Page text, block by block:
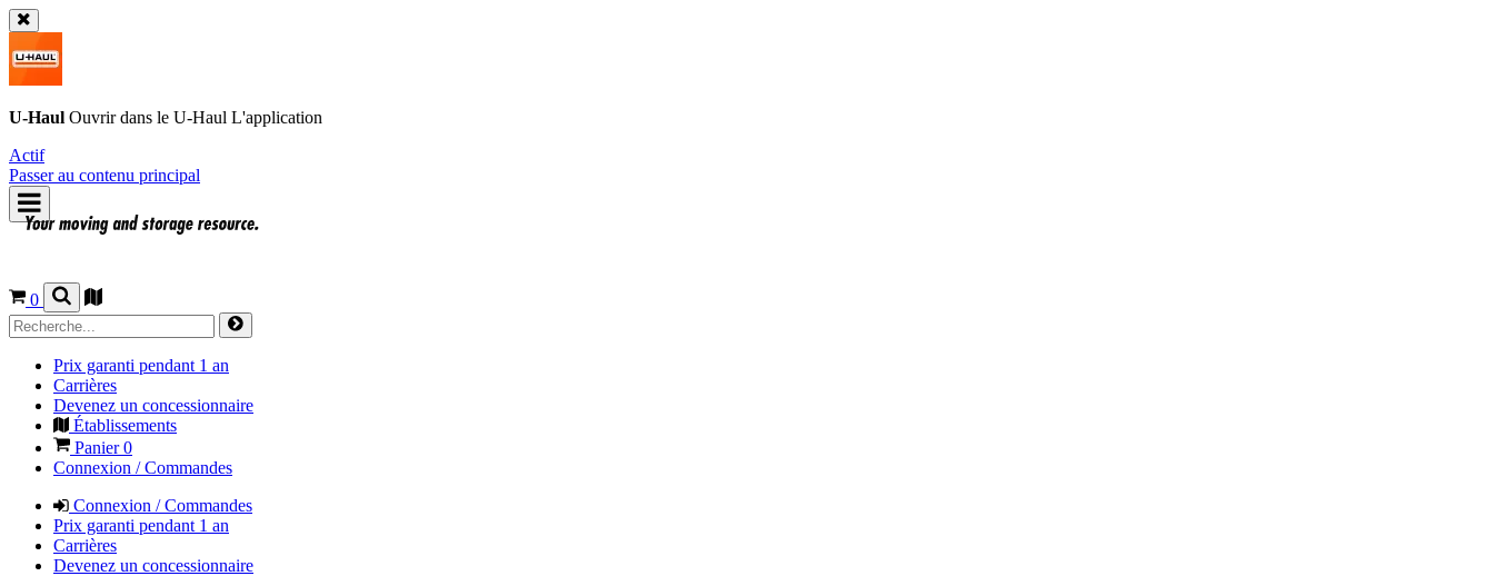
U-Haul Ouvrir dans le U-Haul L'application
Actif
Passer au contenu principal
0
Prix garanti pendant 1 an
Carrières
Devenez un concessionnaire
Établissements
Panier0
Connexion / Commandes
Connexion / Commandes
Prix garanti pendant 1 an
Carrières
Devenez un concessionnaire